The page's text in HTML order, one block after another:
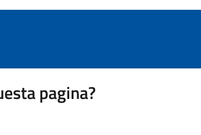
pagina?